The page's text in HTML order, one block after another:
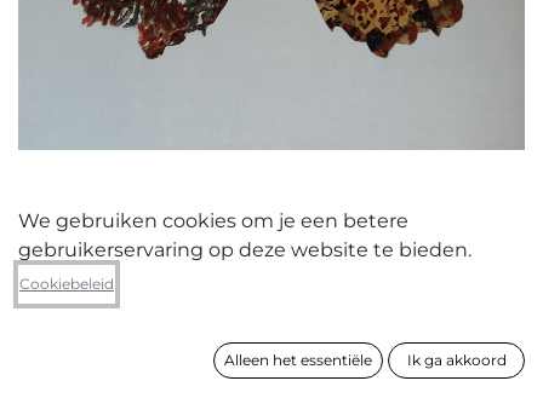
Margriet Van Der Ven
Twee bolle vormen onder rode
We gebruiken cookies om je een betere
gebruikerservaring op deze website te bieden.
Cookiebeleid
Alleen het essentiële Ik ga akkoord